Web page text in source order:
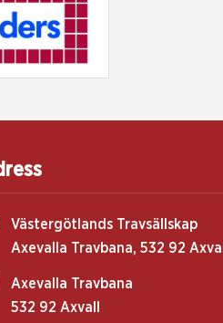
Västergötlands Travsällskap
Axevalla Travbana, 532 92 Axvall
Axevalla Travbana
532 92 Axvall